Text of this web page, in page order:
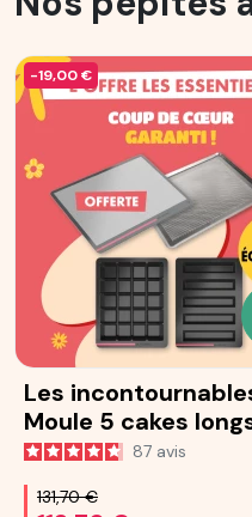
-19,00 €
Les
Moule 5 cakes
Ohra®
87 avis
131,70 €